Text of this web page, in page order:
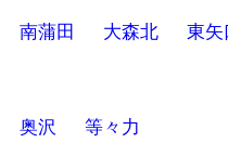
南蒲田 大森北 東矢
奥沢 等々力